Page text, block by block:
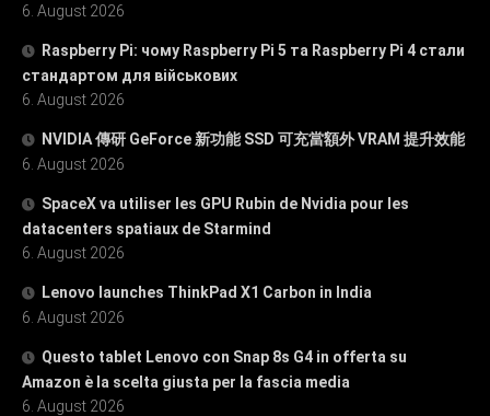
6. August 2026
Raspberry Pi: чому Raspberry Pi 5 та Raspberry Pi 4 стали
стандартом для військових
6. August 2026
NVIDIA 傳研 GeForce 新功能 SSD 可充當額外 VRAM 提升效能
6. August 2026
SpaceX va utiliser les GPU Rubin de Nvidia pour les
datacenters spatiaux de Starmind
6. August 2026
Lenovo launches ThinkPad X1 Carbon in India
6. August 2026
Questo tablet Lenovo con Snap 8s G4 in offerta su
Amazon è la scelta giusta per la fascia media
6. August 2026